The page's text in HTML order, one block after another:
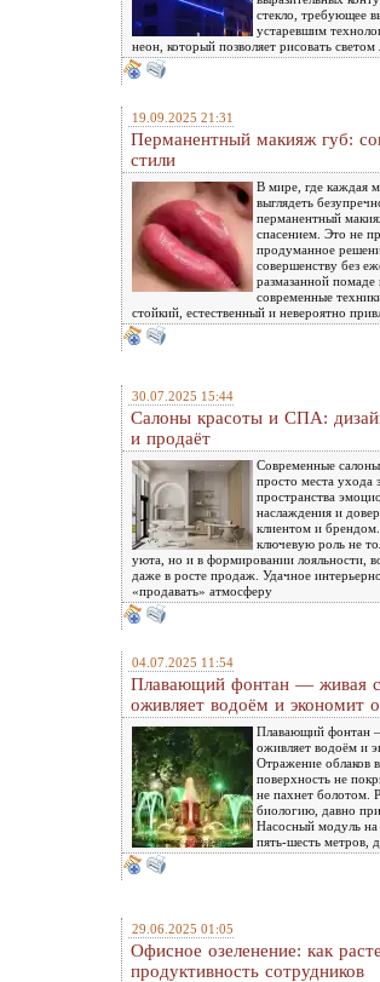
стекло, требующее
устаревшим
неон, который позволяет рисовать
19.09.2025 21:31
Перманентный макияж губ:
стили
В мире, где каждая
выглядеть
перманентный
спасением. Это не
продуманное
совершенству без
размазанной
современные
стойкий, естественный и невероятно
30.07.2025 15:44
Салоны красоты и СПА:
и продаёт
Современные
просто места ухода
пространства
наслаждения и
клиентом и
ключевую роль не
уюта, но и в формировании лояльности,
даже в росте продаж. Удачное
«продавать» атмосферу
04.07.2025 11:54
Плавающий фонтан — живая
оживляет водоём и экономит
Плавающий фонтан
оживляет водоём и
Отражение облаков
поверхность не
не пахнет болотом.
биологию, давно
Насосный модуль
пять-шесть метров,
29.06.2025 01:05
Офисное озеленение: как
продуктивность сотрудников